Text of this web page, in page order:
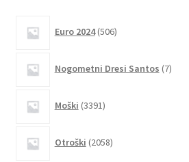
Euro 2024 506izdelkov
Nogometni Dresi Santos 7
Moški 3391izdelkov
Otroški 2058izdelkov